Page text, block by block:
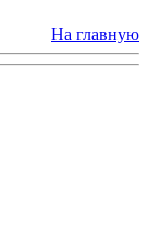
На главную